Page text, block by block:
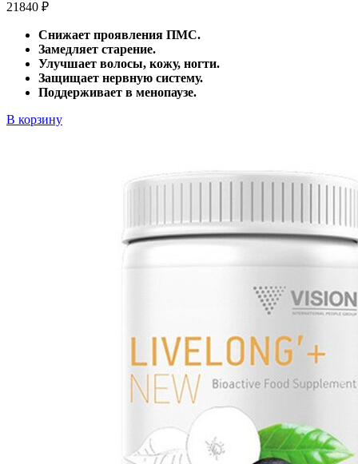
21840 ₽
Снижает проявления ПМС.
Замедляет старение.
Улучшает волосы, кожу, ногти.
Защищает нервную систему.
Поддерживает в менопаузе.
В корзину